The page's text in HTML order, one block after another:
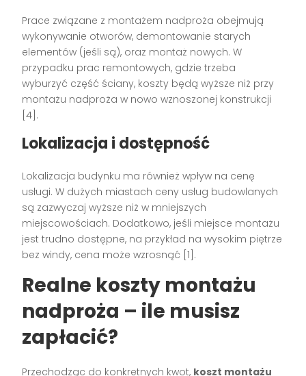
Prace związane z montażem nadproża obejmują
wykonywanie otworów, demontowanie starych
elementów (jeśli są), oraz montaż nowych. W
przypadku prac remontowych, gdzie trzeba
wyburzyć część ściany, koszty będą wyższe niż przy
montażu nadproża w nowo wznoszonej konstrukcji
[4].
Lokalizacja i dostępność
Lokalizacja budynku ma również wpływ na cenę
usługi. W dużych miastach ceny usług budowlanych
są zazwyczaj wyższe niż w mniejszych
miejscowościach. Dodatkowo, jeśli miejsce montażu
jest trudno dostępne, na przykład na wysokim piętrze
bez windy, cena może wzrosnąć [1].
Realne koszty montażu
nadproża – ile musisz
zapłacić?
Przechodząc do konkretnych kwot, koszt montażu